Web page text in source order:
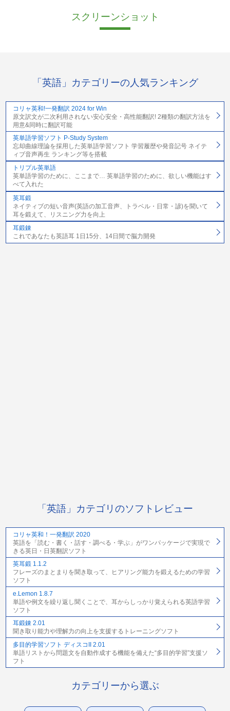
スクリーンショット
「英語」カテゴリーの人気ランキング
コリャ英和!一発翻訳 2024 for Win
原文訳文が二次利用されない安心安全・高性能翻訳! 2種類の翻訳方法を
用意&同時に翻訳可能
英単語学習ソフト P-Study System
忘却曲線理論を採用した英単語学習ソフト 学習履歴や発音記号 ネイテ
ィブ音声再生 ランキング等を搭載
トリプル英単語
英単語学習のために、ここまで… 英単語学習のために、欲しい機能はす
べて入れた
英耳鍛
ネイティブの短い音声(英語の加工音声、トラベル・日常・諺)を聞いて
耳を鍛えて、リスニング力を向上
耳鍛錬
これであなたも英語耳 1日15分、14日間で脳力開発
「英語」カテゴリのソフトレビュー
コリャ英和！一発翻訳 2020
英語を「読む・書く・話す・調べる・学ぶ」がワンパッケージで実現で
きる英日・日英翻訳ソフト
英耳鍛 1.1.2
フレーズのまとまりを聞き取って、ヒアリング能力を鍛えるための学習
ソフト
e.Lemon 1.8.7
単語や例文を繰り返し聞くことで、耳からしっかり覚えられる英語学習
ソフト
耳鍛錬 2.01
聞き取り能力や理解力の向上を支援するトレーニングソフト
多目的学習ソフト ディスコII 2.01
単語リストから問題文を自動作成する機能を備えた“多目的学習”支援ソ
フト
カテゴリーから選ぶ